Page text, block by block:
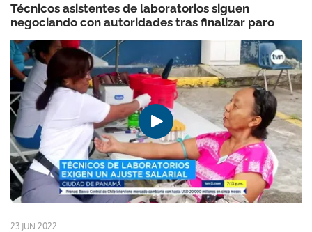
Técnicos asistentes de laboratorios siguen
negociando con autoridades tras finalizar paro
23 JUN 2022